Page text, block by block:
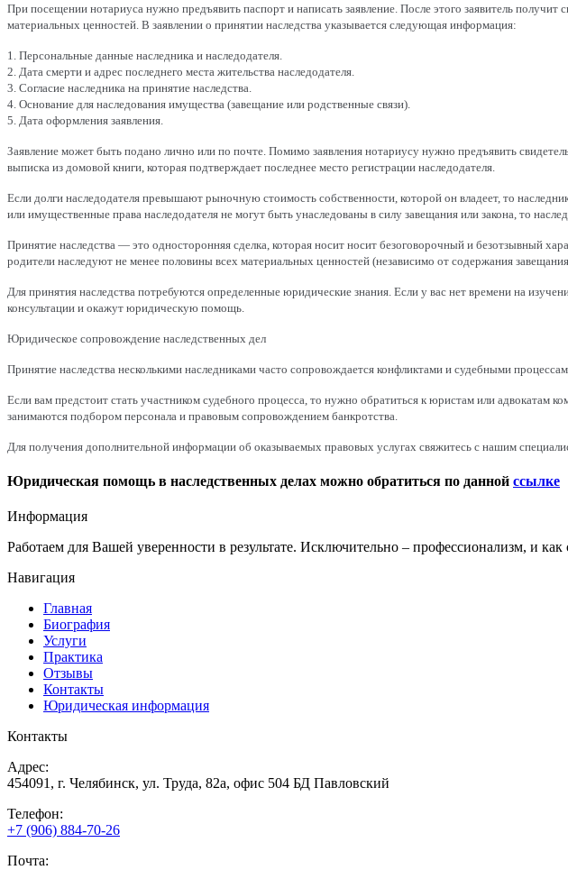
При посещении нотариуса нужно предъявить паспорт и написать заявление. После этого заявитель
материальных ценностей. В заявлении о принятии наследства указывается следующая информация:
1. Персональные данные наследника и наследодателя.
2. Дата смерти и адрес последнего места жительства наследодателя.
3. Согласие наследника на принятие наследства.
4. Основание для наследования имущества (завещание или родственные связи).
5. Дата оформления заявления.
Заявление может быть подано лично или по почте. Помимо заявления нотариусу нужно предъявить
выписка из домовой книги, которая подтверждает последнее место регистрации наследодателя.
Если долги наследодателя превышают рыночную стоимость собственности, которой он владеет, то
или имущественные права наследодателя не могут быть унаследованы в силу завещания или закона, то
Принятие наследства — это односторонняя сделка, которая носит носит безоговорочный и безотзывный
родители наследуют не менее половины всех материальных ценностей (независимо от содержания
Для принятия наследства потребуются определенные юридические знания. Если у вас нет времени на
консультации и окажут юридическую помощь.
Юридическое сопровождение наследственных дел
Принятие наследства несколькими наследниками часто сопровождается конфликтами и судебными
Если вам предстоит стать участником судебного процесса, то нужно обратиться к юристам или
занимаются подбором персонала и правовым сопровождением банкротства.
Для получения дополнительной информации об оказываемых правовых услугах свяжитесь с нашим
Юридическая помощь в наследственных делах можно обратиться по данной ссылке
Информация
Работаем для Вашей уверенности в результате. Исключительно – профессионализм, и как
Навигация
Главная
Биография
Услуги
Практика
Отзывы
Контакты
Юридическая информация
Контакты
Адрес:
454091, г. Челябинск, ул. Труда, 82а, офис 504 БД Павловский
Телефон:
+7 (906) 884-70-26
Почта: